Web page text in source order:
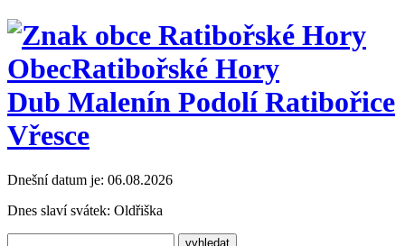
ObecRatibořské Hory
Dub Malenín Podolí Ratibořice
Vřesce
Dnešní datum je: 06.08.2026
Dnes slaví svátek: Oldřiška